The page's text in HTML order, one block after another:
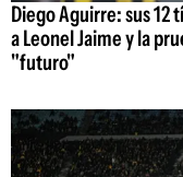
Diego Aguirre: sus 12
a Leonel Jaime y la
"futuro"